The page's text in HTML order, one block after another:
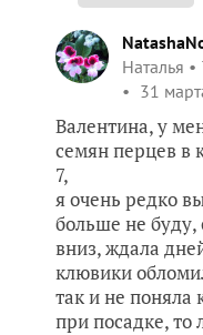
Наталья
31
Валентина, у
семян перцев в
7,
я очень редко
больше не
вниз, ждала
клювики
так и не поняла
при посадке, то